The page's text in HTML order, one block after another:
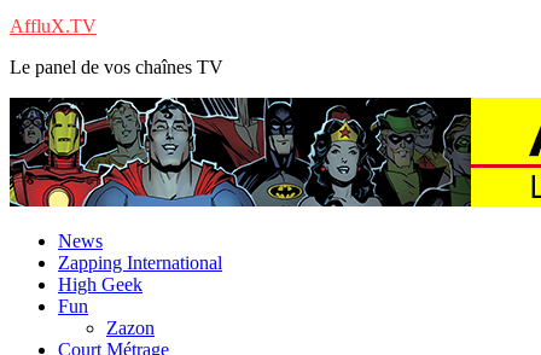
AffluX.TV
Le panel de vos chaînes TV
News
Zapping International
High Geek
Fun
Zazon
Court Métrage